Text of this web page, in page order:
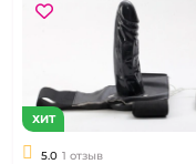
ХИТ
5.0 1 отзыв